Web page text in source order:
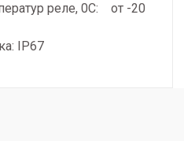
реле, 0С: от -20
IP67